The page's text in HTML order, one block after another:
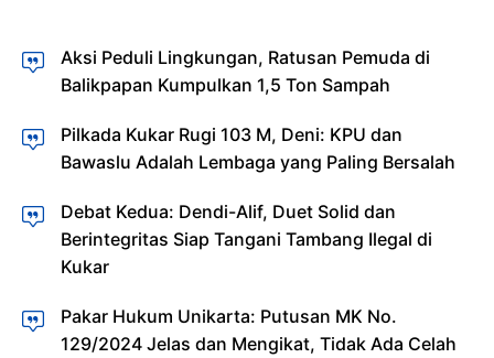
Aksi Peduli Lingkungan, Ratusan Pemuda di
Balikpapan Kumpulkan 1,5 Ton Sampah
Pilkada Kukar Rugi 103 M, Deni: KPU dan
Bawaslu Adalah Lembaga yang Paling Bersalah
Debat Kedua: Dendi-Alif, Duet Solid dan
Berintegritas Siap Tangani Tambang Ilegal di
Kukar
Pakar Hukum Unikarta: Putusan MK No.
129/2024 Jelas dan Mengikat, Tidak Ada Celah